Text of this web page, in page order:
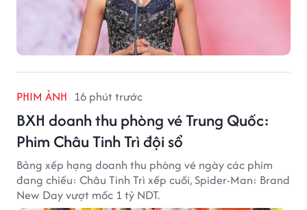
PHIM ẢNH 16 phút trước
BXH doanh thu phòng vé Trung Quốc:
Phim Châu Tinh Trì đội sổ
Bảng xếp hạng doanh thu phòng vé ngày các phim
đang chiếu: Châu Tinh Trì xếp cuối, Spider-Man: Brand
New Day vượt mốc 1 tỷ NDT.